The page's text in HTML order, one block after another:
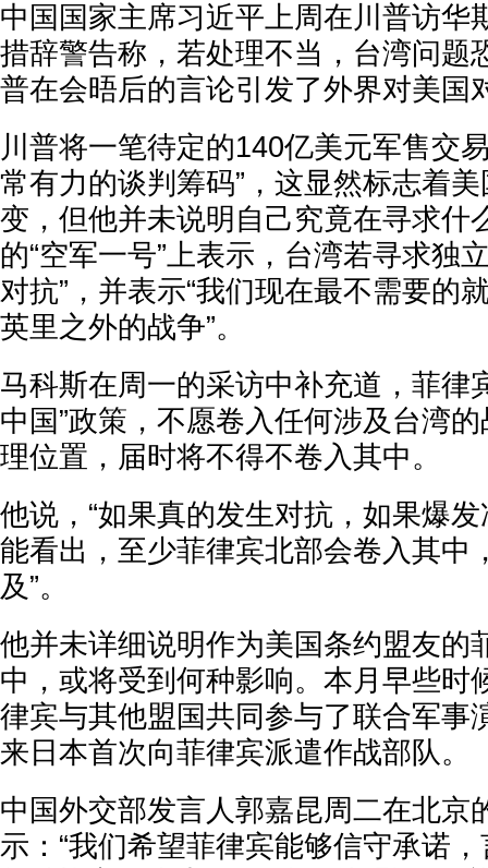
中国国家主席习近平上周在川普访华
措辞警告称，若处理不当，台湾问题
普在会晤后的言论引发了外界对美国
川普将一笔待定的140亿美元军售交
常有力的谈判筹码”，这显然标志着
变，但他并未说明自己究竟在寻求什
的“空军一号”上表示，台湾若寻求独
对抗”，并表示“我们现在最不需要的
英里之外的战争”。
马科斯在周一的采访中补充道，菲律
中国”政策，不愿卷入任何涉及台湾
理位置，届时将不得不卷入其中。
他说，“如果真的发生对抗，如果爆
能看出，至少菲律宾北部会卷入其中
及”。
他并未详细说明作为美国条约盟友的
中，或将受到何种影响。本月早些时
律宾与其他盟国共同参与了联合军事
来日本首次向菲律宾派遣作战部队。
中国外交部发言人郭嘉昆周二在北京
示：“我们希望菲律宾能够信守承诺